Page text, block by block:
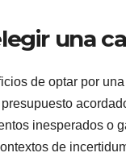
una
de optar por
inesperados o
de